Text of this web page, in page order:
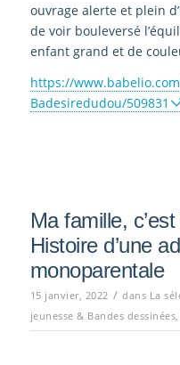
ouvrage alerte et plein
de voir bouleversé
enfant grand et de
https://
Badesiredudou/509831
Ma famille,
Histoire d’une
monoparentale
15 janvier, 2022 / dans La
jeunesse & Bandes dessinées